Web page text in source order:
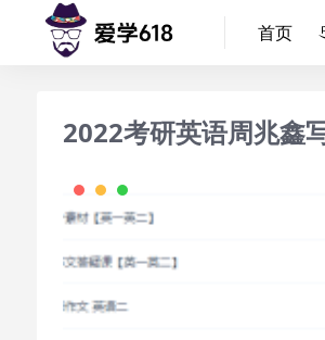
首页
2022考研英语周兆鑫